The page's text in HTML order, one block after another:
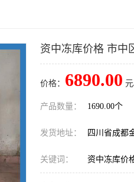
资中冻库价格 市中
价格： 6890.00
产品数量： 1690.00个
发货地址： 四川省成都
关键词： 资中冻库价